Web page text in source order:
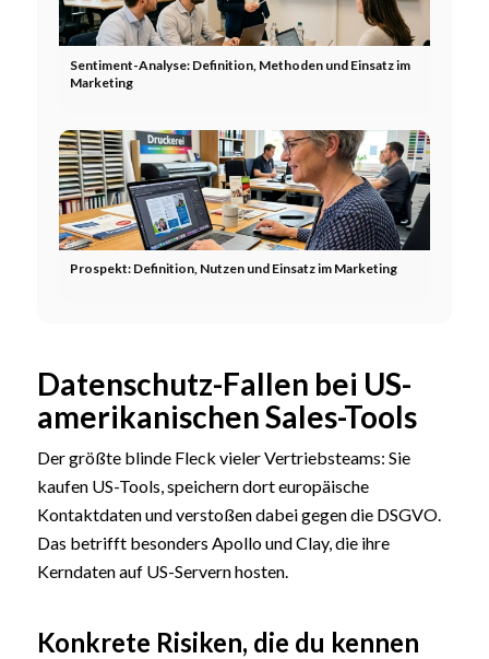
Sentiment-Analyse: Definition, Methoden und Einsatz im
Marketing
Prospekt: Definition, Nutzen und Einsatz im Marketing
Datenschutz-Fallen bei US-
amerikanischen Sales-Tools
Der größte blinde Fleck vieler Vertriebsteams: Sie
kaufen US-Tools, speichern dort europäische
Kontaktdaten und verstoßen dabei gegen die DSGVO.
Das betrifft besonders Apollo und Clay, die ihre
Kerndaten auf US-Servern hosten.
Konkrete Risiken, die du kennen